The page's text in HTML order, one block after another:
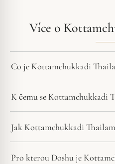
Více o
Co je Kottamchukkadi
K čemu se Kottamchukkadi
Jak Kottamchukkadi
Pro kterou Doshu je